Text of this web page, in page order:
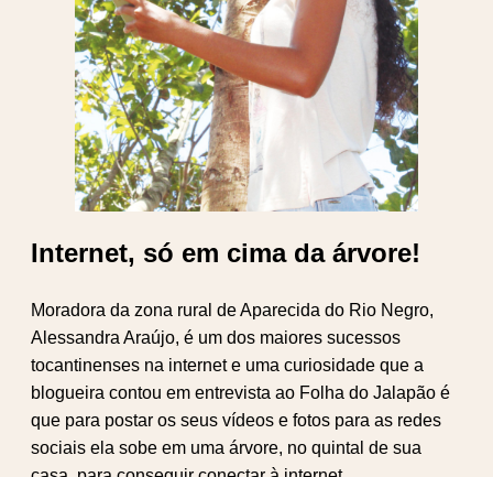
Internet, só em cima da árvore!
Moradora da zona rural de Aparecida do Rio Negro,
Alessandra Araújo, é um dos maiores sucessos
tocantinenses na internet e uma curiosidade que a
blogueira contou em entrevista ao Folha do Jalapão é
que para postar os seus vídeos e fotos para as redes
sociais ela sobe em uma árvore, no quintal de sua